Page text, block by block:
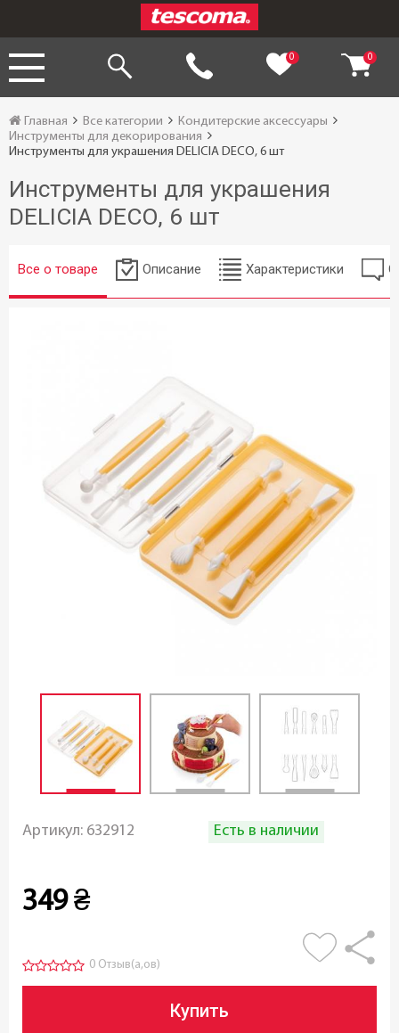
0 0
Главная Все категории
Кондитерские аксессуары
Инструменты для декорирования
Инструменты для украшения DELICIA DECO, 6 шт
Инструменты для украшения
DELICIA DECO, 6 шт
Все о товаре Описание Характеристики
Артикул: 632912 Есть в наличии
349 ₴
0 Отзыв(а,ов)
Купить